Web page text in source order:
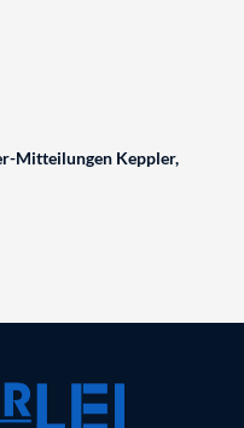
Mitteilungen Keppler,